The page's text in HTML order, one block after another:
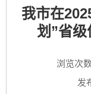
我市在
划”省
浏览次数
发